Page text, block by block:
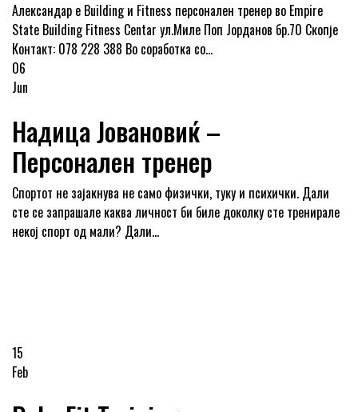
Александар е Building и Fitness персонален тренер во Empire
State Building Fitness Centar ул.Миле Поп Јорданов бр.70 Скопје
Контакт: 078 228 388 Во соработка со...
06
Jun
Надица Јовановиќ –
Персонален тренер
Спортот не зајакнува не само физички, туку и психички. Дали
сте се запрашале каква личност би биле доколку сте тренирале
некој спорт од мали? Дали...
15
Feb